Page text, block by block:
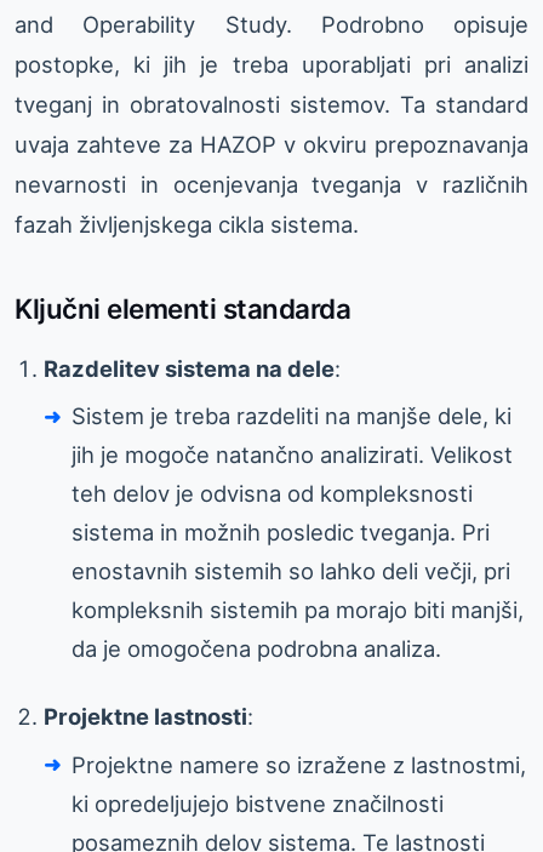
and Operability Study. Podrobno opisuje
postopke, ki jih je treba uporabljati pri analizi
tveganj in obratovalnosti sistemov. Ta standard
uvaja zahteve za HAZOP v okviru prepoznavanja
nevarnosti in ocenjevanja tveganja v različnih
fazah življenjskega cikla sistema.
Ključni elementi standarda
Razdelitev sistema na dele:
Sistem je treba razdeliti na manjše dele, ki
jih je mogoče natančno analizirati. Velikost
teh delov je odvisna od kompleksnosti
sistema in možnih posledic tveganja. Pri
enostavnih sistemih so lahko deli večji, pri
kompleksnih sistemih pa morajo biti manjši,
da je omogočena podrobna analiza.
Projektne lastnosti:
Projektne namere so izražene z lastnostmi,
ki opredeljujejo bistvene značilnosti
posameznih delov sistema. Te lastnosti